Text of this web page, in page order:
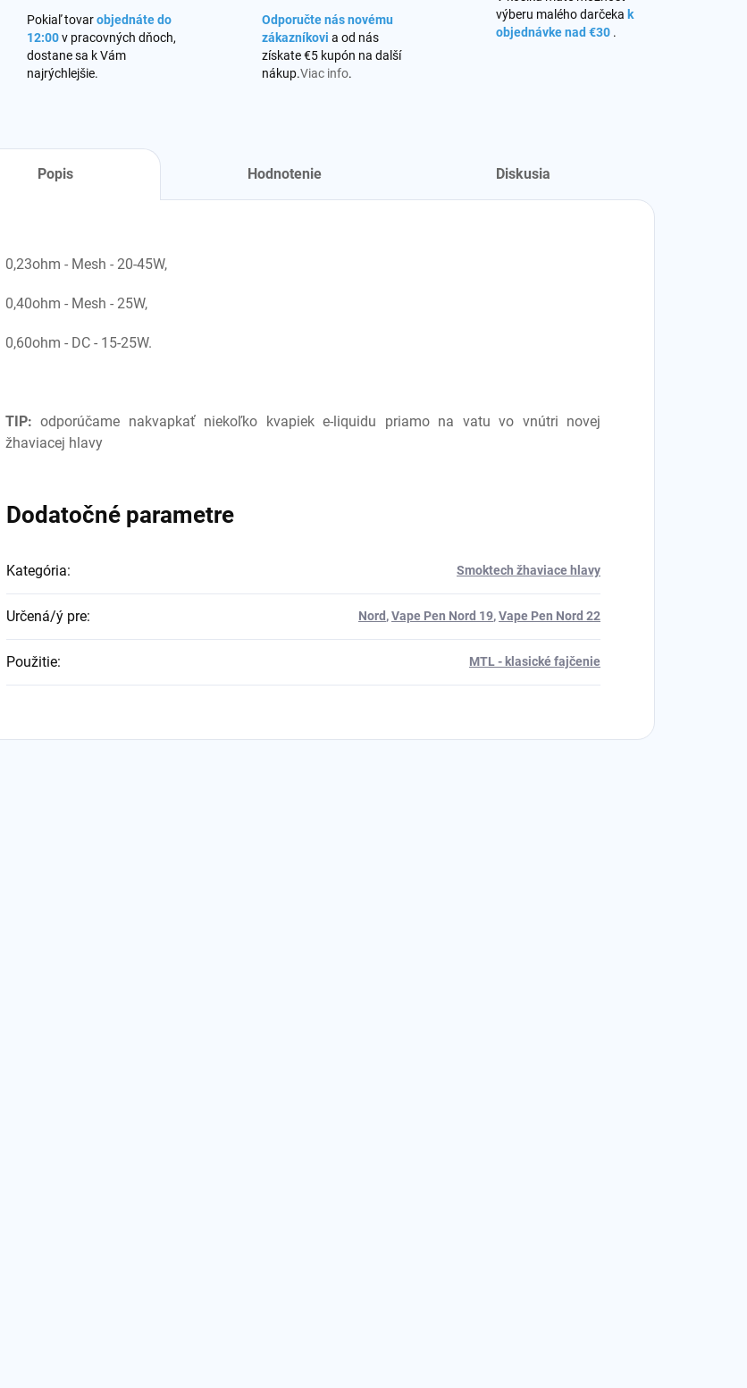
Pokiaľ tovarobjednáte do
12:00v pracovných dňoch,
dostane sa k Vám
najrýchlejšie.
Odporučte nás novému
zákazníkovi a od nás
získate €5 kupón na další
nákup.Viac info.
výberu malého darčeka k
objednávke nad €30 .
Popis Hodnotenie Diskusia
0,23ohm - Mesh - 20-45W,
0,40ohm - Mesh - 25W,
0,60ohm - DC - 15-25W.
TIP:odporúčame nakvapkať niekoľko kvapiek e-liquidu priamo na vatu vo vnútri novej
žhaviacej hlavy
Dodatočné parametre
Kategória: Smoktech žhaviace hlavy
Určená/ý pre: Nord ,Vape Pen Nord 19,Vape Pen Nord 22
Použitie: MTL - klasické fajčenie